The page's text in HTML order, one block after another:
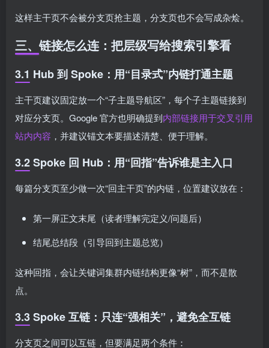
这样主干页不会被分支页抢主题，分支页也不会写成杂烩。
三、链接怎么连：把层级写给搜索引擎看
3.1 Hub 到 Spoke：用“目录式”内链打通主题
主干页建议固定放一个“子主题导航区”，每个子主题链接到
对应分支页。Google 官方也明确提到内部链接用于交叉引用
站内内容 ，并建议锚文本要描述清楚、便于理解。
3.2 Spoke 回 Hub：用“回指”告诉谁是主入口
每篇分支页至少做一次“回主干页”的内链，位置建议放在：
第一屏正文末尾（读者理解完定义/问题后）
结尾总结段（引导回到主题总览）
这种回指，会让关键词集群内链结构更像“树”，而不是散
点。
3.3 Spoke 互链：只连“强相关”，避免全互链
分支页之间可以互链，但要满足两个条件：